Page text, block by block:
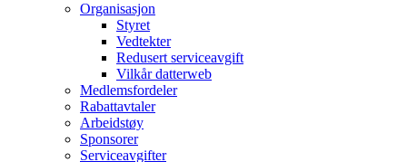
Organisasjon
Styret
Vedtekter
Redusert serviceavgift
Vilkår datterweb
Medlemsfordeler
Rabattavtaler
Arbeidstøy
Sponsorer
Serviceavgifter